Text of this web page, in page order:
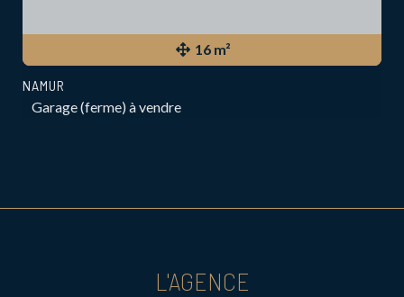
16 m²
NAMUR
Garage (ferme) à vendre
L'AGENCE